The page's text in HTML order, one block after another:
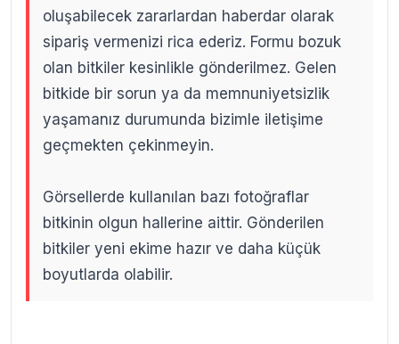
oluşabilecek zararlardan haberdar olarak
sipariş vermenizi rica ederiz. Formu bozuk
olan bitkiler kesinlikle gönderilmez. Gelen
bitkide bir sorun ya da memnuniyetsizlik
yaşamanız durumunda bizimle iletişime
geçmekten çekinmeyin.
Görsellerde kullanılan bazı fotoğraflar
bitkinin olgun hallerine aittir. Gönderilen
bitkiler yeni ekime hazır ve daha küçük
boyutlarda olabilir.